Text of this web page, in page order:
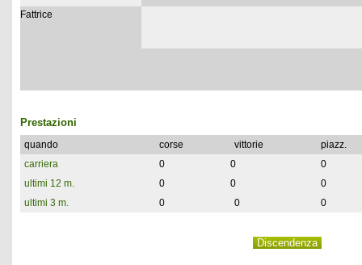
Fattrice
Prestazioni
quando corse vittorie
piazz.
carriera
0 0
0
ultimi 12 m.
0 0
0
ultimi 3 m.
0 0 0